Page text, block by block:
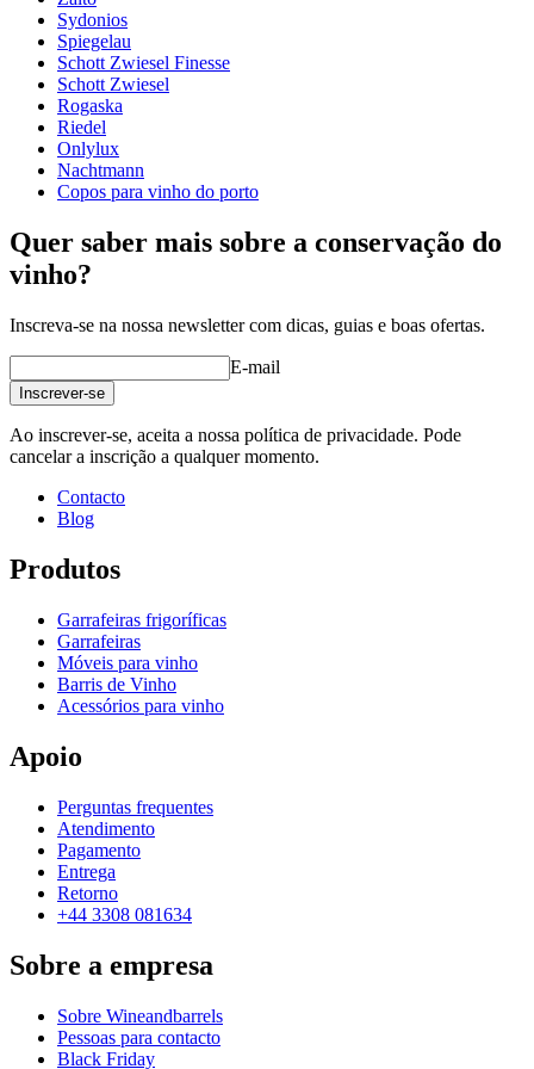
Um bom vinho merece um bom copo!
tipo de vidro
diâmetro (cm)
capacidade (cl) 36.5
gravação
Sydonios
Spiegelau
Schott Zwiesel Finesse
Schott Zwiesel
Rogaska
Riedel
Onlylux
Nachtmann
Copos para vinho do porto
Quer saber mais sobre a conservação do
vinho?
Inscreva-se na nossa newsletter com dicas, guias e boas ofertas.
E-mail
Inscrever-se
Ao inscrever-se, aceita a nossa política de privacidade. Pode
cancelar a inscrição a qualquer momento.
Contacto
Blog
Produtos
Garrafeiras frigoríficas
Garrafeiras
Móveis para vinho
Barris de Vinho
Acessórios para vinho
Apoio
Perguntas frequentes
Atendimento
Pagamento
Entrega
Retorno
+44 3308 081634
Sobre a empresa
Sobre Wineandbarrels
Pessoas para contacto
Black Friday